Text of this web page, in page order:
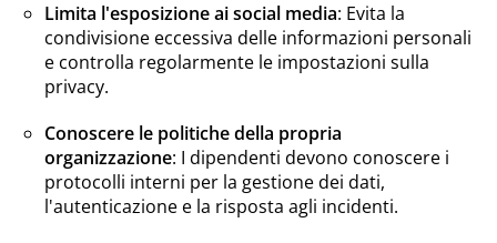
Limita l'esposizione ai social media: Evita la
condivisione eccessiva delle informazioni personali
e controlla regolarmente le impostazioni sulla
privacy.
Conoscere le politiche della propria
organizzazione: I dipendenti devono conoscere i
protocolli interni per la gestione dei dati,
l'autenticazione e la risposta agli incidenti.